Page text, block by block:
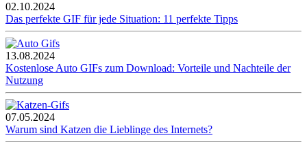
02.10.2024
Das perfekte GIF für jede Situation: 11 perfekte Tipps
13.08.2024
Kostenlose Auto GIFs zum Download: Vorteile und Nachteile der
Nutzung
07.05.2024
Warum sind Katzen die Lieblinge des Internets?